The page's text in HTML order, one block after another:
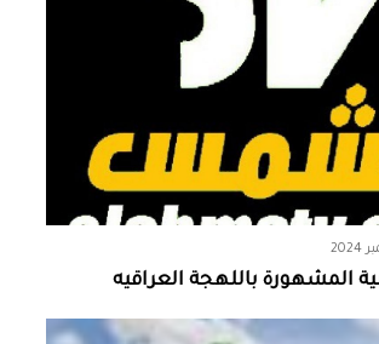
المشهورة باللهجة العراقيه